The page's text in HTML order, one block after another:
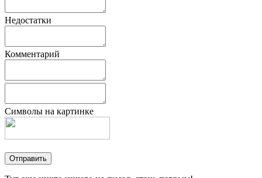
Недостатки
Комментарий
Символы на картинке